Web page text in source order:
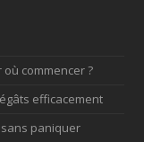
commencer ?
efficacement
sans paniquer